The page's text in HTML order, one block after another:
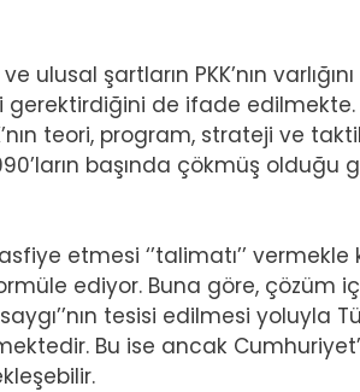
şartların PKK’nın
gerektirdiğini de ifade
teori, program, strateji ve
başında çökmüş
etmesi ‘’talimatı’’ vermekle
ediyor. Buna göre, çözüm
tesisi edilmesi yoluyla
Bu ise ancak